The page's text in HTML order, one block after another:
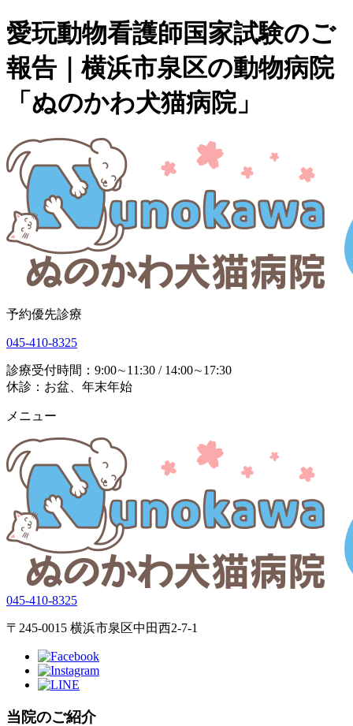
愛玩動物看護師国家試験のご
報告｜横浜市泉区の動物病院
「ぬのかわ犬猫病院」
予約優先診療
045-410-8325
診療受付時間：9:00∼11:30 / 14:00∼17:30
休診：お盆、年末年始
メニュー
045-410-8325
〒245-0015 横浜市泉区中田西2-7-1
当院のご紹介